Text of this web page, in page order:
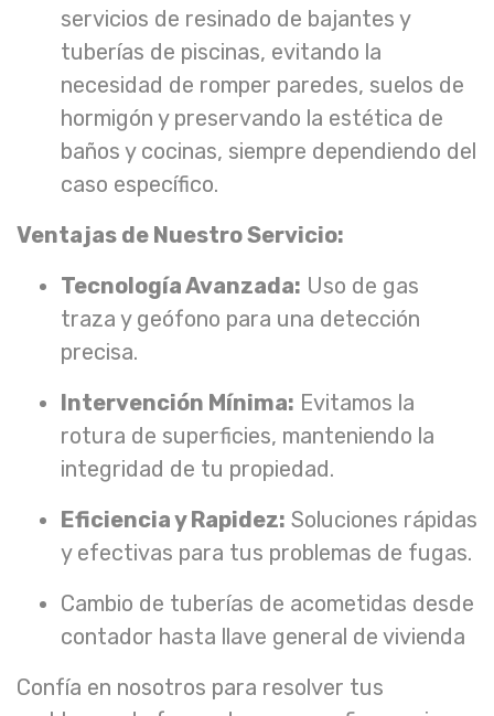
servicios de resinado de bajantes y
tuberías de piscinas, evitando la
necesidad de romper paredes, suelos de
hormigón y preservando la estética de
baños y cocinas, siempre dependiendo del
caso específico.
Ventajas de Nuestro Servicio:
Tecnología Avanzada: Uso de gas
traza y geófono para una detección
precisa.
Intervención Mínima: Evitamos la
rotura de superficies, manteniendo la
integridad de tu propiedad.
Eficiencia y Rapidez: Soluciones rápidas
y efectivas para tus problemas de fugas.
Cambio de tuberías de acometidas desde
contador hasta llave general de vivienda
Confía en nosotros para resolver tus